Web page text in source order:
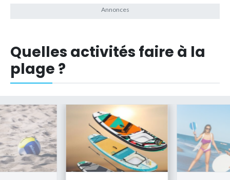
Quelles activités faire à la
plage ?